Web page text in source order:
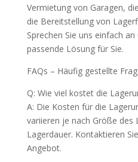
Vermietung von Garagen,
die Bereitstellung von
Sprechen Sie uns einfach
passende Lösung für Sie.
FAQs – Häufig gestellte
Q: Wie viel kostet die
A: Die Kosten für die
variieren je nach Größe des
Lagerdauer. Kontaktieren
Angebot.